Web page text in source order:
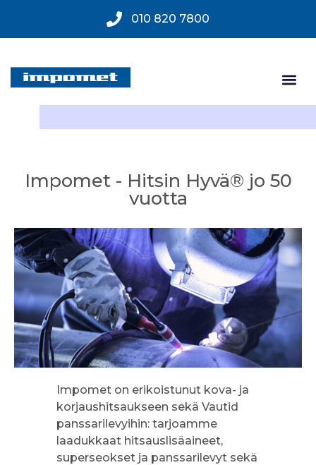
010 820 7800
Impomet - Hitsin Hyvä® jo 50
vuotta
Impomet on erikoistunut kova- ja
korjaushitsaukseen sekä Vautid
panssarilevyihin: tarjoamme
laadukkaat hitsauslisäaineet,
superseokset ja panssarilevyt sekä